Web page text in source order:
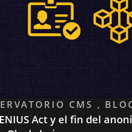
CMS ,
Act y el fin del